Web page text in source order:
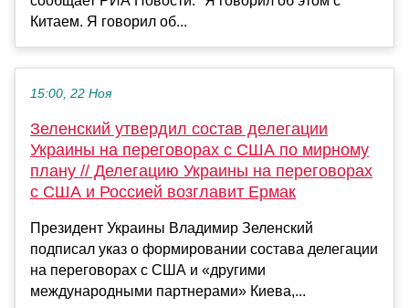
Китаем. Я говорил об...
15:00, 22 Ноя
Зеленский утвердил состав делегации
Украины на переговорах с США по мирному
плану // Делегацию Украины на переговорах
с США и Россией возглавит Ермак
Президент Украины Владимир Зеленский
подписал указ о формировании состава делегации
на переговорах с США и «другими
международными партнерами» Киева,...